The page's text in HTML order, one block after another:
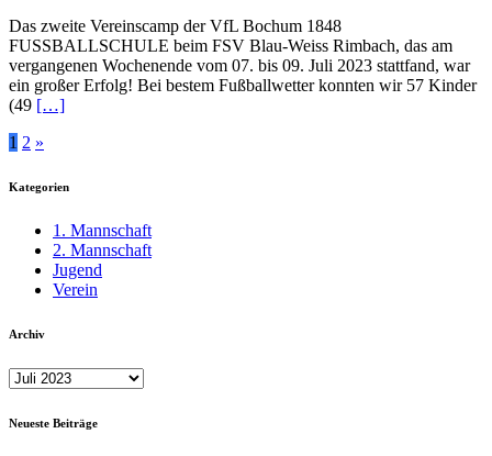
Bochum
1848
Vereinscamp
Das zweite Vereinscamp der VfL Bochum 1848
FUSSBALLSCHULE beim FSV Blau-Weiss Rimbach, das am
vergangenen Wochenende vom 07. bis 09. Juli 2023 stattfand, war
ein großer Erfolg! Bei bestem Fußballwetter konnten wir 57 Kinder
(49 […]
Seitennummerierung
der
1 2 »
Kategorien
1. Mannschaft
2. Mannschaft
Jugend
Verein
Archiv
Archiv
Neueste Beiträge